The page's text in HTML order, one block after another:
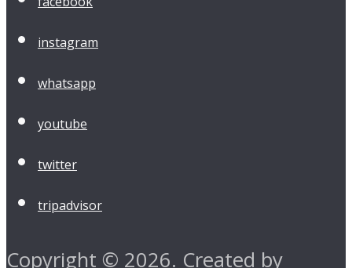
instagram
whatsapp
youtube
twitter
tripadvisor
Copyright © 2026. Created by